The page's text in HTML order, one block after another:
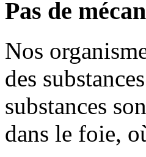
Pas de
Nos
des
substances
dans le foie,